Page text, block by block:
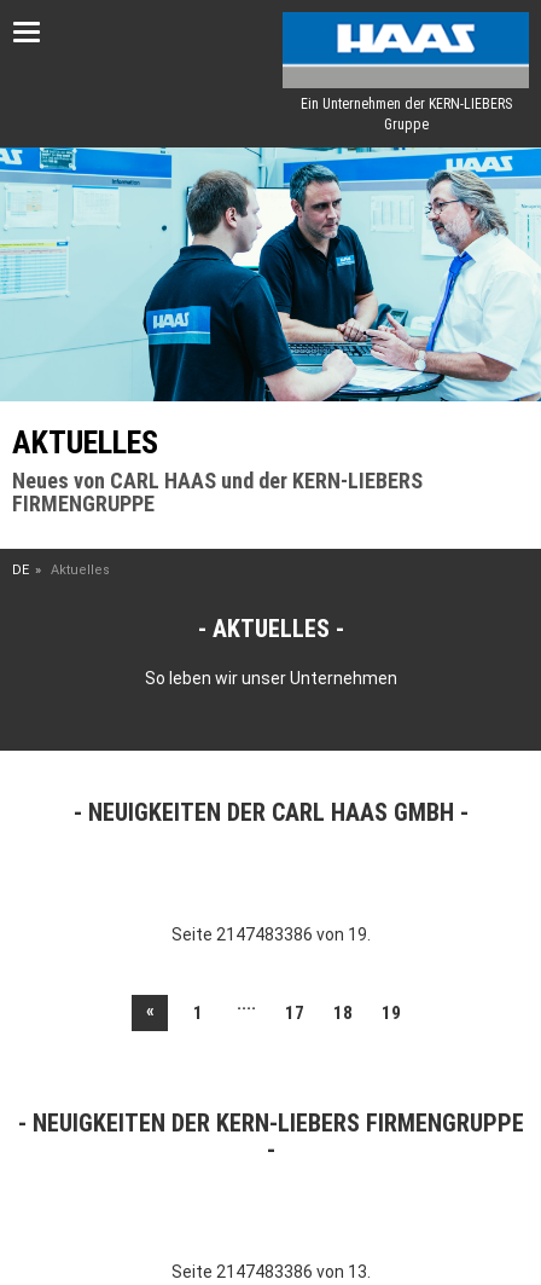
Toggle
Ein Unternehmen der KERN-LIEBERS
Gruppe
AKTUELLES
Neues von CARL HAAS und der KERN-LIEBERS
FIRMENGRUPPE
DE Aktuelles
AKTUELLES
So leben wir unser Unternehmen
NEUIGKEITEN DER CARL HAAS GMBH
Seite 2147483386 von 19.
« 1 .... 17 18 19
NEUIGKEITEN DER KERN-LIEBERS FIRMENGRUPPE
Seite 2147483386 von 13.